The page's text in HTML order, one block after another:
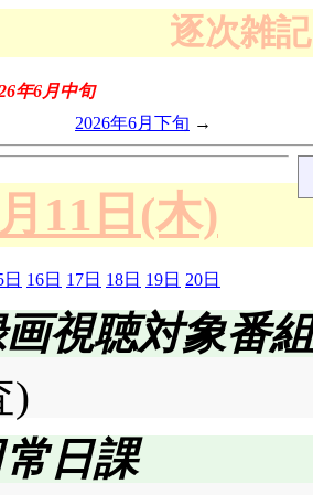
逐次雑
年6月中旬
2026年6月下旬
11日(木)
日 16日 17日 18日 19日 20日
視聴対象番組
)
日課